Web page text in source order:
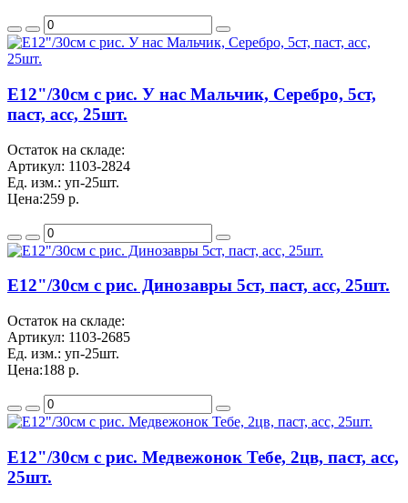
Е12"/30см с рис. У нас Мальчик, Серебро, 5ст,
паст, асс, 25шт.
Остаток на складе:
Артикул: 1103-2824
Ед. изм.: уп-25шт.
Цена:259 р.
Е12"/30см с рис. Динозавры 5ст, паст, асс, 25шт.
Остаток на складе:
Артикул: 1103-2685
Ед. изм.: уп-25шт.
Цена:188 р.
Е12"/30см с рис. Медвежонок Тебе, 2цв, паст, асс,
25шт.